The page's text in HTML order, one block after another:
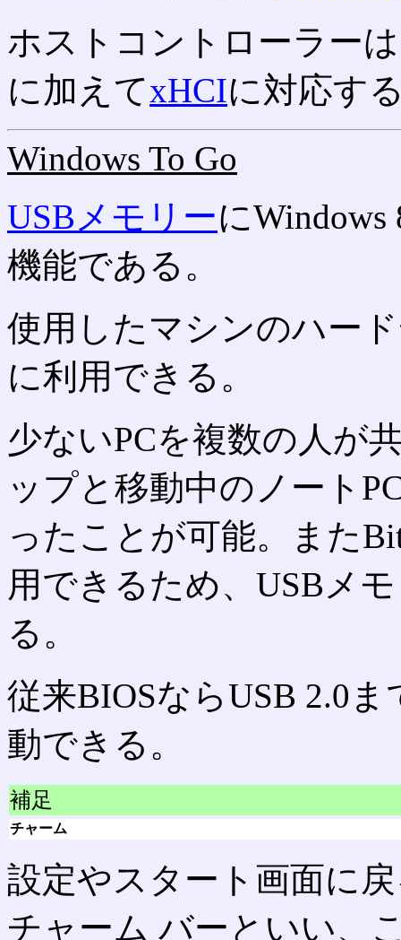
ホストコントローラー
に加えてxHCIに対応す
Windows To Go
USBメモリーに
機能である。
使用したマシンのハー
に利用できる。
少ないPCを複数の人が
ップと移動中のノート
ったことが可能。また
用できるため、USBメ
る。
従来BIOSならUSB 2.0
動できる。
補足
チャーム
設定やスタート画面に
チャーム バーといい、